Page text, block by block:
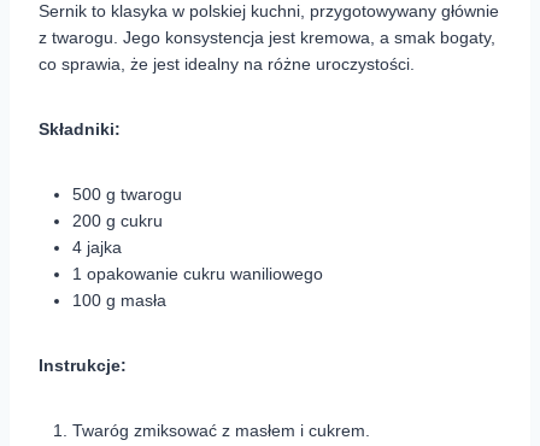
Sernik to klasyka w polskiej kuchni, przygotowywany głównie
z twarogu. Jego konsystencja jest kremowa, a smak bogaty,
co sprawia, że jest idealny na różne uroczystości.
Składniki:
500 g twarogu
200 g cukru
4 jajka
1 opakowanie cukru waniliowego
100 g masła
Instrukcje:
Twaróg zmiksować z masłem i cukrem.